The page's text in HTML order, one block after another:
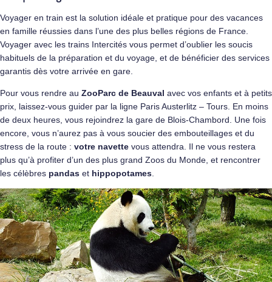
Voyager en train est la solution idéale et pratique pour des vacances
en famille réussies dans l’une des plus belles régions de France.
Voyager avec les trains Intercités vous permet d’oublier les soucis
habituels de la préparation et du voyage, et de bénéficier des services
garantis dès votre arrivée en gare.
Pour vous rendre au ZooParc de Beauval avec vos enfants et à petits
prix, laissez-vous guider par la ligne Paris Austerlitz – Tours. En moins
de deux heures, vous rejoindrez la gare de Blois-Chambord. Une fois
encore, vous n’aurez pas à vous soucier des embouteillages et du
stress de la route : votre navette vous attendra. Il ne vous restera
plus qu’à profiter d’un des plus grand Zoos du Monde, et rencontrer
les célèbres pandas et hippopotames